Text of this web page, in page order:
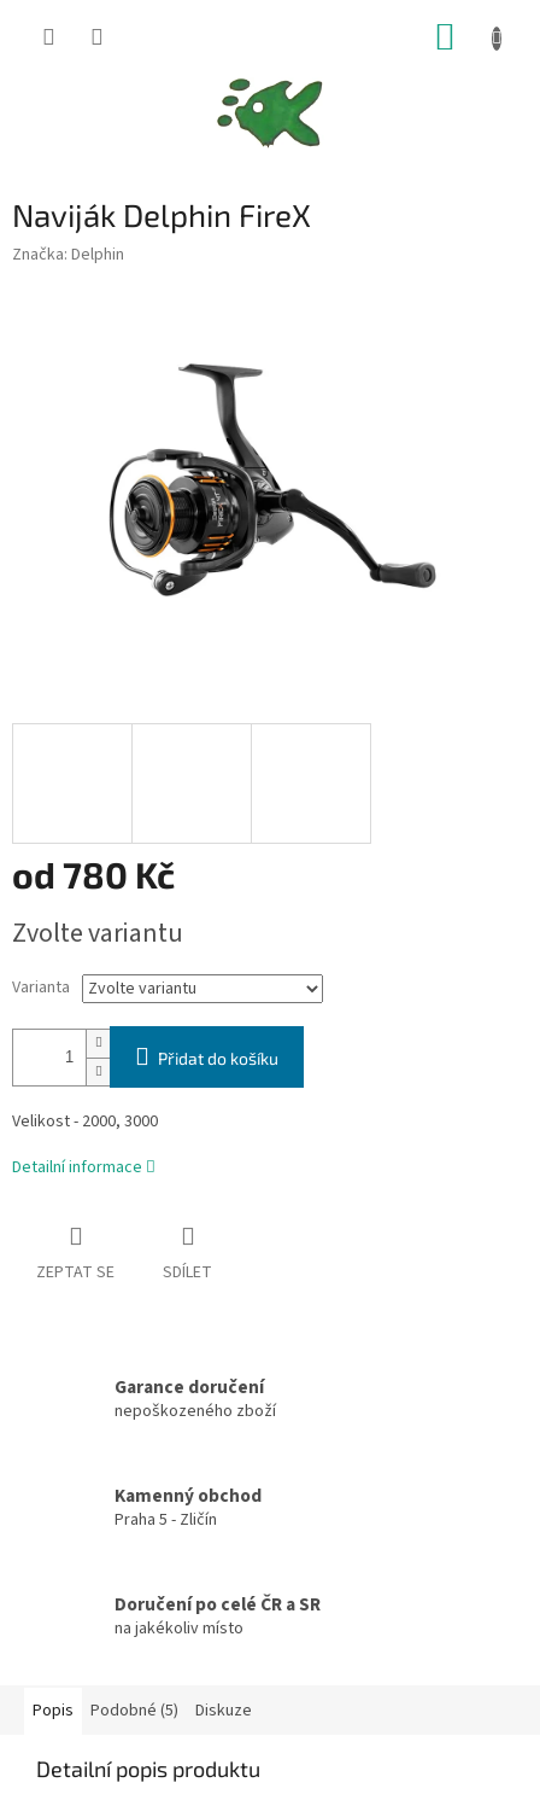
Naviják Delphin FireX
Značka: Delphin
od 780 Kč
cena:
Zvolte variantu
Varianta
Přidat do košíku
Velikost - 2000, 3000
Detailní informace
ZEPTAT SE SDÍLET
Garance doručení
nepoškozeného zboží
Kamenný obchod
Praha 5 - Zličín
Doručení po celé ČR a SR
na jakékoliv místo
Popis Podobné (5) Diskuze
Detailní popis produktu